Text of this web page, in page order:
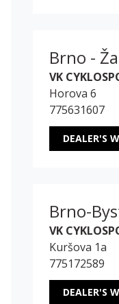
Brno -
VK
Horova 6
775631607
DEALER'S
Brno-
VK
Kuršova 1a
775172589
DEALER'S